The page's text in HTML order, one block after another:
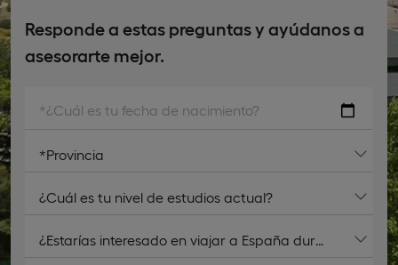
Responde a estas preguntas y ayúdanos a
asesorarte mejor.
*¿Cuál es tu fecha de nacimiento?